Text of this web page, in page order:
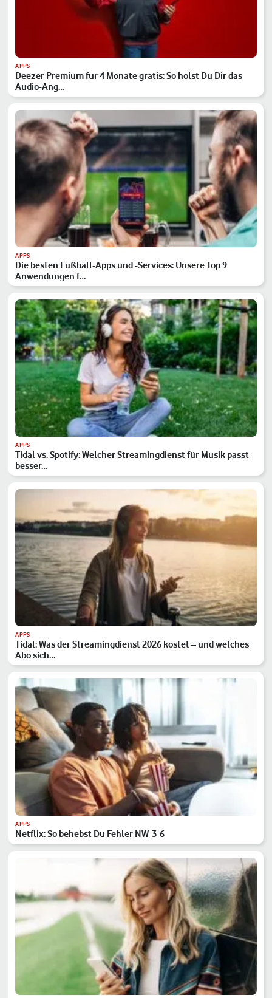
APPS
Deezer Premium für 4 Monate gratis: So holst Du Dir das
Audio-Ang…
APPS
Die besten Fußball-Apps und -Services: Unsere Top 9
Anwendungen f…
APPS
Tidal vs. Spotify: Welcher Streamingdienst für Musik passt
besser…
APPS
Tidal: Was der Streamingdienst 2026 kostet – und welches
Abo sich…
APPS
Netflix: So behebst Du Fehler NW-3-6